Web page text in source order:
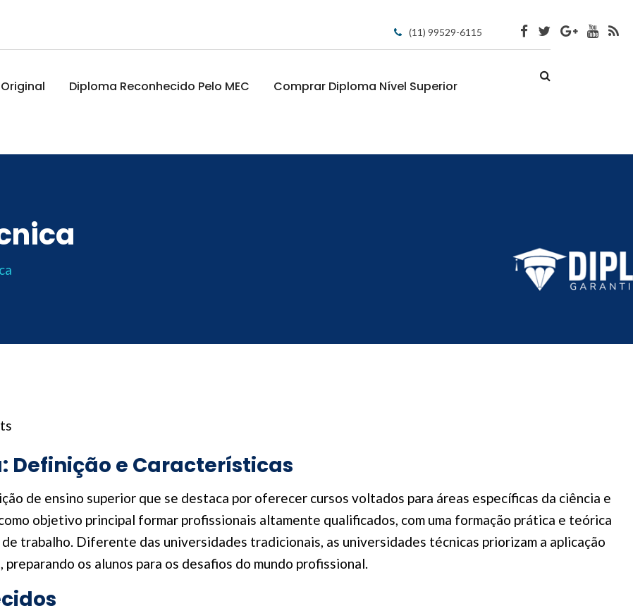
(11) 99529-6115
Diploma Reconhecido Pelo MEC Comprar Diploma Nível Superior
Definição e Características
de ensino superior que se destaca por oferecer cursos voltados para áreas específicas da ciência e
objetivo principal formar profissionais altamente qualificados, com uma formação prática e teórica
trabalho. Diferente das universidades tradicionais, as universidades técnicas priorizam a aplicação
os alunos para os desafios do mundo profissional.